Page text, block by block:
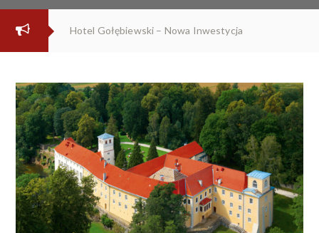
Hotel Gołębiewski – Nowa Inwestycja